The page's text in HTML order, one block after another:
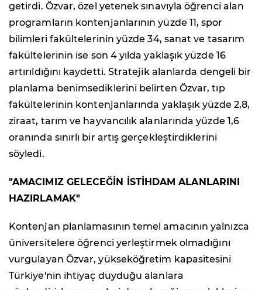
getirdi. Özvar, özel yetenek sınavıyla öğrenci alan
programların kontenjanlarının yüzde 11, spor
bilimleri fakültelerinin yüzde 34, sanat ve tasarım
fakültelerinin ise son 4 yılda yaklaşık yüzde 16
artırıldığını kaydetti. Stratejik alanlarda dengeli bir
planlama benimsediklerini belirten Özvar, tıp
fakültelerinin kontenjanlarında yaklaşık yüzde 2,8,
ziraat, tarım ve hayvancılık alanlarında yüzde 1,6
oranında sınırlı bir artış gerçekleştirdiklerini
söyledi.
"AMACIMIZ GELECEĞİN İSTİHDAM ALANLARINI
HAZIRLAMAK"
Kontenjan planlamasının temel amacının yalnızca
üniversitelere öğrenci yerleştirmek olmadığını
vurgulayan Özvar, yükseköğretim kapasitesini
Türkiye'nin ihtiyaç duyduğu alanlara